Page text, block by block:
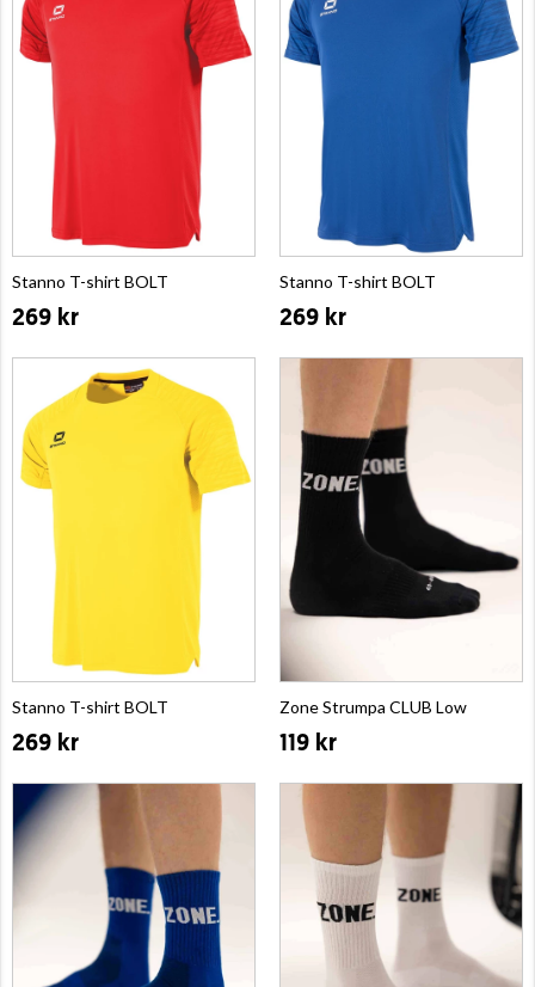
Stanno T-shirt BOLT
269 kr
Stanno T-shirt BOLT
269 kr
Stanno T-shirt BOLT
269 kr
Zone Strumpa CLUB Low
119 kr